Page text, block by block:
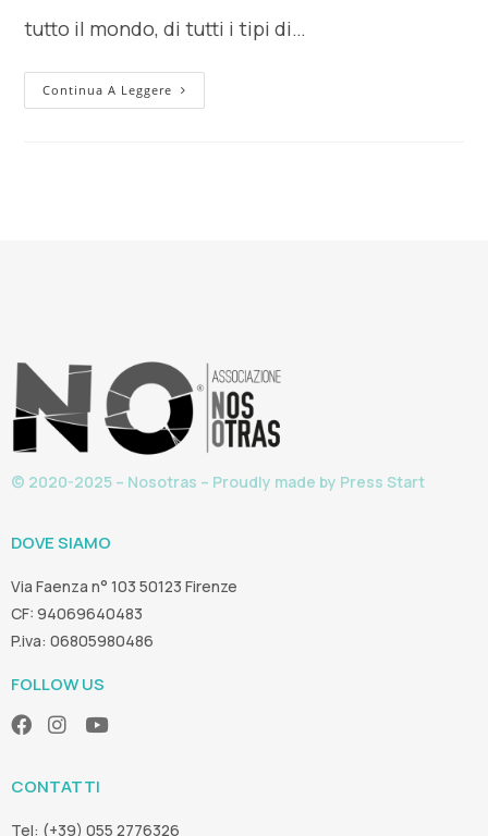
tutto il mondo, di tutti i tipi di…
Continua A Leggere
© 2020-2025 – Nosotras – Proudly made by Press Start
DOVE SIAMO
Via Faenza n° 103 50123 Firenze
CF: 94069640483
P.iva: 06805980486
FOLLOW US
CONTATTI
Tel: (+39) 055 2776326